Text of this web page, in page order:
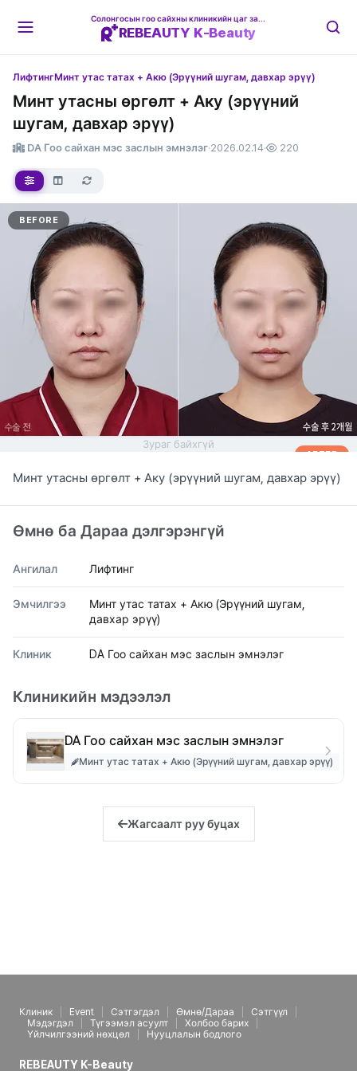
REBEAUTY K-Beauty
ЛифтингМинт утас татах + Акю (Эрүүний шугам, давхар эрүү)
Минт утасны өргөлт + Аку (эрүүний
шугам, давхар эрүү)
DA Гоо сайхан мэс заслын эмнэлэг·2026.02.14· 220
BEFORE
AFTER
Зураг байхгүй
Минт утасны өргөлт + Аку (эрүүний шугам, давхар эрүү)
Өмнө ба Дараа дэлгэрэнгүй
Ангилал Лифтинг
Эмчилгээ
Минт утас татах + Акю (Эрүүний шугам,
давхар эрүү)
Клиник DA Гоо сайхан мэс заслын эмнэлэг
Клиникийн мэдээлэл
DA Гоо сайхан мэс заслын эмнэлэг
Минт утас татах + Акю (Эрүүний шугам, давхар эрүү)
Жагсаалт руу буцах
Клиник Event Сэтгэгдэл Өмнө/Дараа
Сэтгүүл
Мэдэгдэл
Түгээмэл асуулт
Холбоо барих
Үйлчилгээний нөхцөл
Нууцлалын бодлого
REBEAUTY K-Beauty